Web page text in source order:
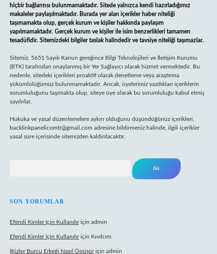
hiçbir bağlantısı bulunmamaktadır. Sitede yalnızca kendi hazırladığımız
makaleler paylaşılmaktadır. Burada yer alan içerikler haber niteliği
taşımamakta olup, gerçek kurum ve kişiler hakkında paylaşım
yapılmamaktadır. Gerçek kurum ve kişiler ile isim benzerlikleri tamamen
tesadüfidir. Sitemizdeki bilgiler taslak halindedir ve tavsiye niteliği taşımazlar.
Sitemiz, 5651 Sayılı Kanun gereğince Bilgi Teknolojileri ve İletişim Kurumu
(BTK) tarafından onaylanmış bir Yer Sağlayıcı olarak hizmet vermektedir. Bu
nedenle, sitedeki içerikleri proaktif olarak denetleme veya araştırma
yükümlülüğümüz bulunmamaktadır. Ancak, üyelerimiz yazdıkları içeriklerin
sorumluluğunu taşımakta olup, siteye üye olarak bu sorumluluğu kabul etmiş
sayılırlar.
Hukuka ve yasal düzenlemelere aykırı olduğunu düşündüğünüz içerikleri,
backlinkpanelicomtr@gmail.com adresine bildirmeniz halinde, ilgili içerikler
yasal süre içerisinde sitemizden kaldırılacaktır.
SON YORUMLAR
Efendi Kimler Için Kullanılıriçin admin
Efendi Kimler Için Kullanılıriçin Kıvılcım
İKizler Burcu Erkeği Nasıl Öpüşüriçin admin